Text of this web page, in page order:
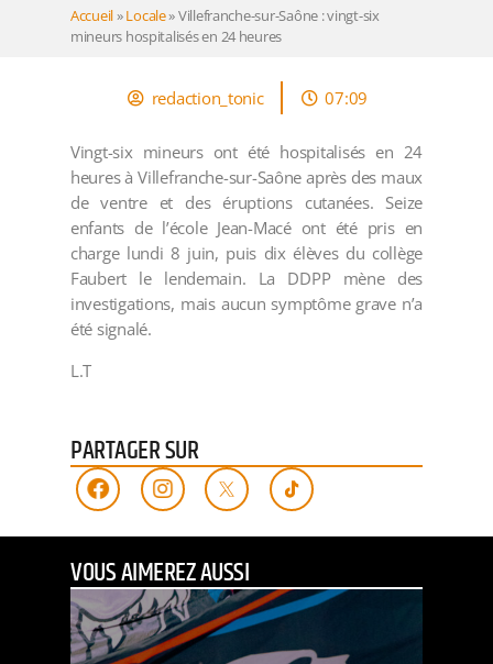
Accueil»Locale»Villefranche-sur-Saône : vingt-six
mineurs hospitalisés en 24 heures
redaction_tonic 07:09
Vingt-six mineurs ont été hospitalisés en 24
heures à Villefranche-sur-Saône après des maux
de ventre et des éruptions cutanées. Seize
enfants de l’école Jean-Macé ont été pris en
charge lundi 8 juin, puis dix élèves du collège
Faubert le lendemain. La DDPP mène des
investigations, mais aucun symptôme grave n’a
été signalé.
L.T
PARTAGER SUR
VOUS AIMEREZ AUSSI